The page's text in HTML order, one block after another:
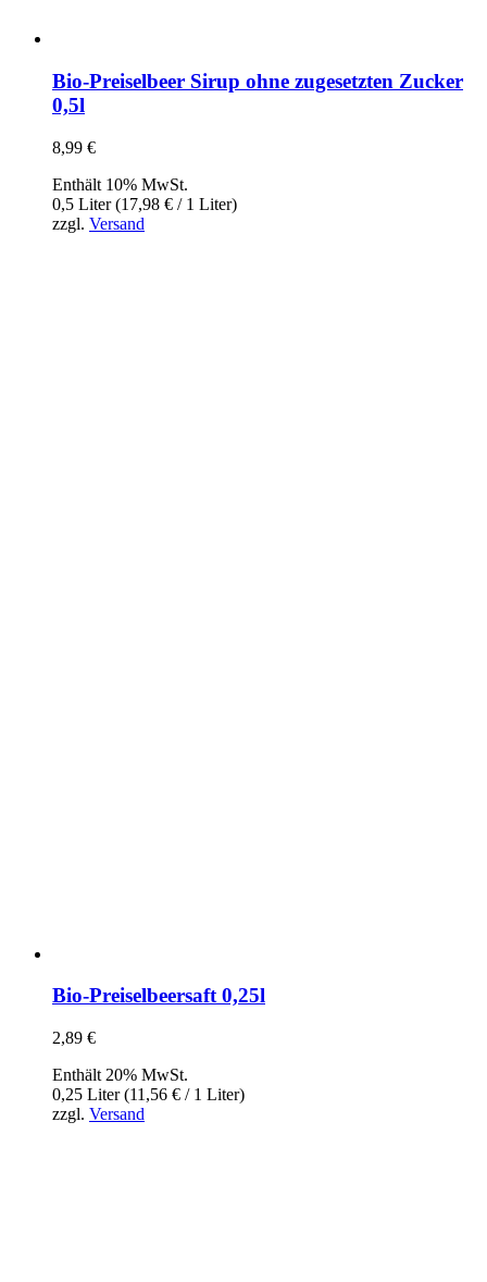
Bio-Preiselbeer Sirup ohne zugesetzten Zucker
0,5l
8,99 €
Enthält 10% MwSt.
0,5 Liter (17,98 € / 1 Liter)
zzgl. Versand
Bio-Preiselbeersaft 0,25l
2,89 €
Enthält 20% MwSt.
0,25 Liter (11,56 € / 1 Liter)
zzgl. Versand